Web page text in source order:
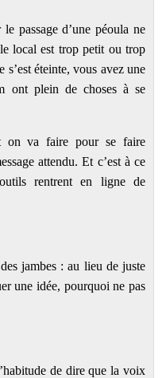
passage d’une péoula ne
local est trop petit ou trop
éteinte, vous avez une
ont plein de choses à se
on va faire pour se faire
attendu. Et c’est à ce
rentrent en ligne de
jambes : au lieu de juste
une idée, pourquoi ne pas
de dire que la voix